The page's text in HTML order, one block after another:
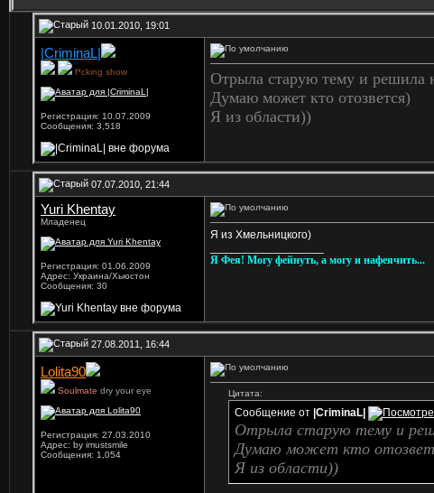
10.01.2010, 19:01
|CriminaL|
f*cking show
Регистрация: 10.07.2009
Сообщения: 3,518
Отрыла старую тему и решила
Думаю может кто отозвется)
Я из области))
07.07.2010, 21:44
Yuri Khentay
Младенец
Регистрация: 01.06.2009
Адрес: Украина/Хьюстон
Сообщения: 30
Я из Хмельницкого)
Я Фея! Могу фейнуть, а могу и нафеячить...
27.08.2011, 16:44
Lolita90
Soulmate dry your eye
Регистрация: 27.03.2010
Адрес: by imustsmile
Сообщения: 1,054
Цитата:
Сообщение от |CriminaL|
Отрыла старую тему и
Думаю может кто
Я из области))